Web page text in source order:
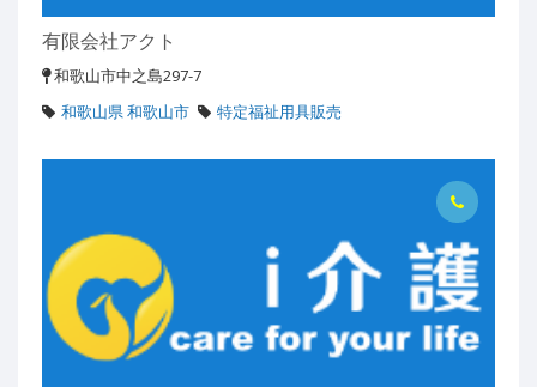
有限会社アクト
和歌山市中之島297-7
和歌山県 和歌山市
特定福祉用具販売